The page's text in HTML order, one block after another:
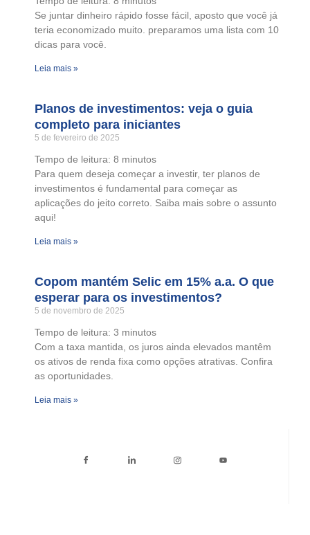
Se juntar dinheiro rápido fosse fácil, aposto que você já
teria economizado muito. preparamos uma lista com 10
dicas para você.
Leia mais »
Planos de investimentos: veja o guia
completo para iniciantes
5 de fevereiro de 2025
Tempo de leitura: 8 minutos
Para quem deseja começar a investir, ter planos de
investimentos é fundamental para começar as
aplicações do jeito correto. Saiba mais sobre o assunto
aqui!
Leia mais »
Copom mantém Selic em 15% a.a. O que
esperar para os investimentos?
5 de novembro de 2025
Tempo de leitura: 3 minutos
Com a taxa mantida, os juros ainda elevados mantêm
os ativos de renda fixa como opções atrativas. Confira
as oportunidades.
Leia mais »